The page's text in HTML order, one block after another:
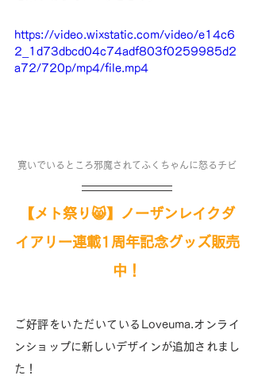
https://video.wixstatic.com/video/e14c6
2_1d73dbcd04c74adf803f0259985d2
a72/720p/mp4/file.mp4
寛いでいるところ邪魔されてふくちゃんに怒るチビ
【メト祭り😸】ノーザンレイクダ
イアリー連載1周年記念グッズ販売
中！
ご好評をいただいているLoveuma.オンライ
ンショップに新しいデザインが追加されまし
た！